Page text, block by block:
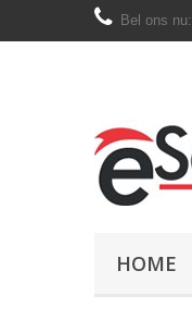
Bel ons nu:
HOME